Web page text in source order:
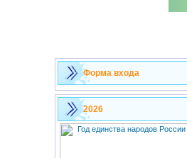
Форма входа
2026